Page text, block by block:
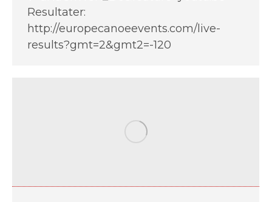
Resultater:
http://europecanoeevents.com/live-
results?gmt=2&gmt2=-120